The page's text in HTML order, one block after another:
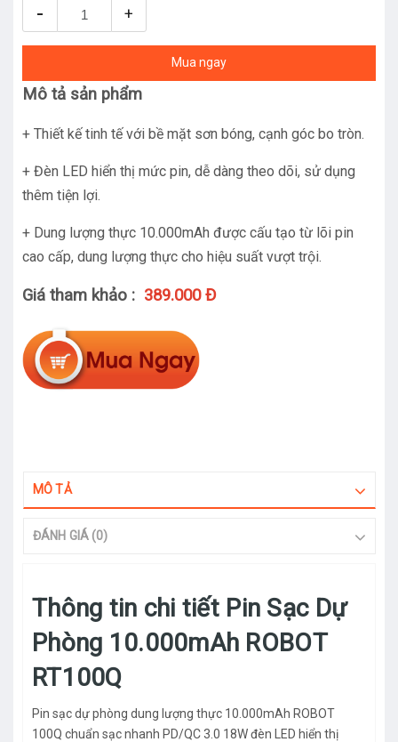
- +
Mua ngay
Mô tả sản phẩm
+ Thiết kế tinh tế với bề mặt sơn bóng, cạnh góc bo tròn.
+ Đèn LED hiển thị mức pin, dễ dàng theo dõi, sử dụng
thêm tiện lợi.
+ Dung lượng thực 10.000mAh được cấu tạo từ lõi pin
cao cấp, dung lượng thực cho hiệu suất vượt trội.
Giá tham khảo : 389.000 Đ
MÔ TẢ
ĐÁNH GIÁ (0)
Thông tin chi tiết Pin Sạc Dự
Phòng 10.000mAh ROBOT
RT100Q
Pin sạc dự phòng dung lượng thực 10.000mAh ROBOT
100Q chuẩn sạc nhanh PD/QC 3.0 18W đèn LED hiển thị